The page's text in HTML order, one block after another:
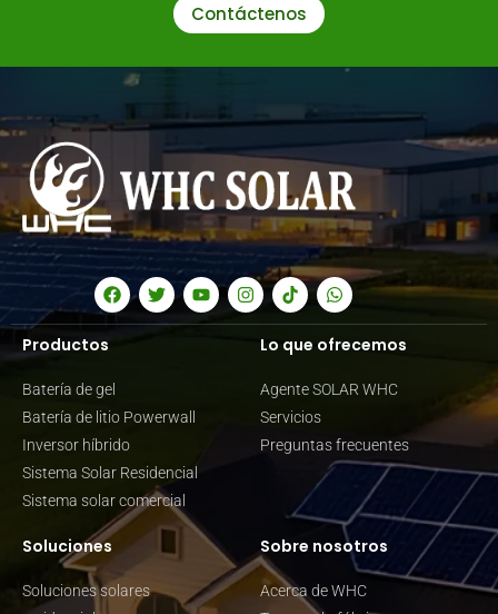
Contáctenos
Productos
Batería de gel
Batería de litio Powerwall
Inversor híbrido
Sistema Solar Residencial
Sistema solar comercial
Lo que ofrecemos
Agente SOLAR WHC
Servicios
Preguntas frecuentes
Soluciones
Soluciones solares
Sobre nosotros
Acerca de WHC